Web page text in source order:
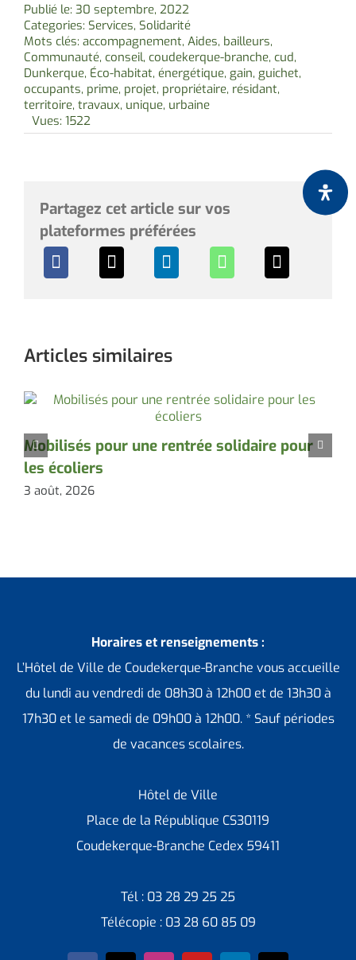
Publié le: 30 septembre, 2022
Categories: Services, Solidarité
Mots clés: accompagnement, Aides, bailleurs,
Communauté, conseil, coudekerque-branche, cud,
Dunkerque, Éco-habitat, énergétique, gain, guichet,
occupants, prime, projet, propriétaire, résidant,
territoire, travaux, unique, urbaine
Vues: 1522
Partagez cet article sur vos
plateformes préférées
Articles similaires
Mobilisés pour une rentrée solidaire pour
les écoliers
3 août, 2026
Horaires et renseignements :
L’Hôtel de Ville de Coudekerque-Branche vous accueille
du lundi au vendredi de 08h30 à 12h00 et de 13h30 à
17h30 et le samedi de 09h00 à 12h00. * Sauf périodes
de vacances scolaires.
Hôtel de Ville
Place de la République CS30119
Coudekerque-Branche Cedex 59411
Tél : 03 28 29 25 25
Télécopie : 03 28 60 85 09